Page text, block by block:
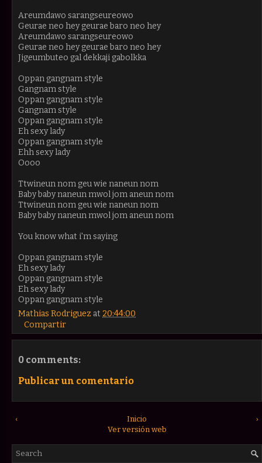
Areumdawo sarangseureowo
Geurae neo hey geurae baro neo hey
Areumdawo sarangseureowo
Geurae neo hey geurae baro neo hey
Jigeumbuteo gal dekkaji gabolkka
Oppan gangnam style
Gangnam style
Oppan gangnam style
Gangnam style
Oppan gangnam style
Eh sexy lady
Oppan gangnam style
Ehh sexy lady
Oooo
Ttwineun nom geu wie naneun nom
Baby baby naneun mwol jom aneun nom
Ttwineun nom geu wie naneun nom
Baby baby naneun mwol jom aneun nom
You know what i'm saying
Oppan gangnam style
Eh sexy lady
Oppan gangnam style
Eh sexy lady
Oppan gangnam style
Mathias Rodriguez at 20:44:00
Compartir
0 comments:
Publicar un comentario
‹ ›
Inicio
Ver versión web